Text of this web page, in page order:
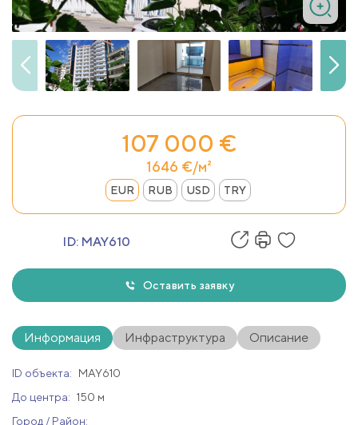
107 000 €
1646 €/м²
EUR RUB USD TRY
ID: MAY610
Оставить заявку
Информация Инфраструктура Описание
ID объекта:
MAY610
До центра: 150 м
Город / Район: